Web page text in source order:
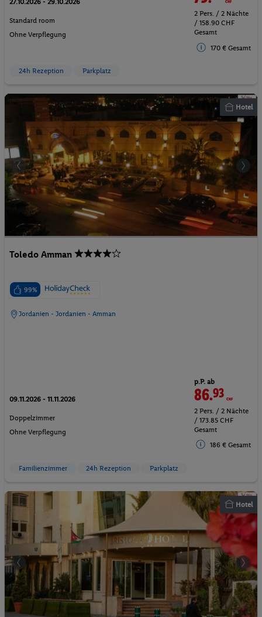
27.10.2026 - 29.10.2026
Standard room
Ohne Verpflegung
2 Pers. / 2 Nächte
/ 158.90 CHF
Gesamt
170 € Gesamt
24h Rezeption Parkplatz
Hotel
Toledo Amman
99%
Jordanien - Jordanien - Amman
09.11.2026 - 11.11.2026
Doppelzimmer
Ohne Verpflegung
p.P. ab
86.93CHF
2 Pers. / 2 Nächte
/ 173.85 CHF
Gesamt
186 € Gesamt
Familienzimmer 24h Rezeption Parkplatz
Hotel